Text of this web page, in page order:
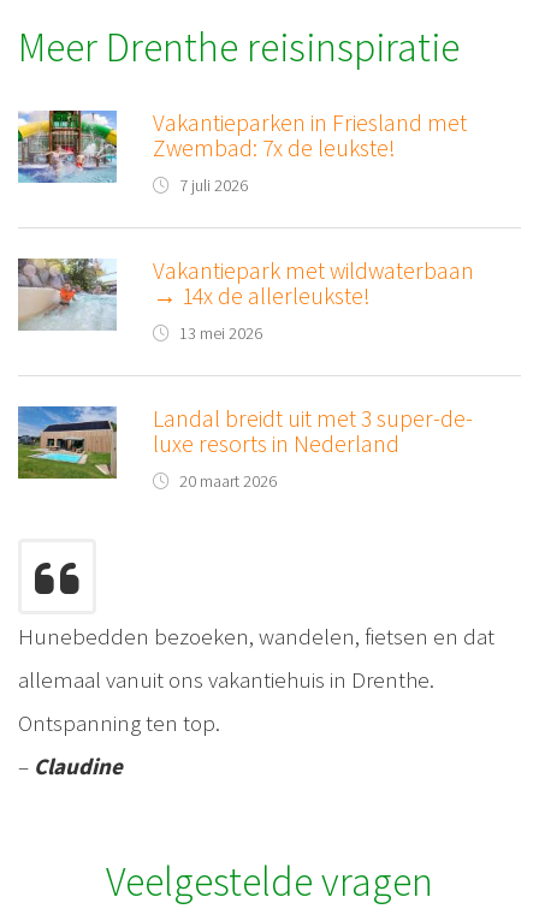
Meer Drenthe reisinspiratie
Vakantieparken in Friesland met
Zwembad: 7x de leukste!
7 juli 2026
Vakantiepark met wildwaterbaan
→ 14x de allerleukste!
13 mei 2026
Landal breidt uit met 3 super-de-
luxe resorts in Nederland
20 maart 2026
Hunebedden bezoeken, wandelen, fietsen en dat
allemaal vanuit ons vakantiehuis in Drenthe.
Ontspanning ten top.
– Claudine
Veelgestelde vragen